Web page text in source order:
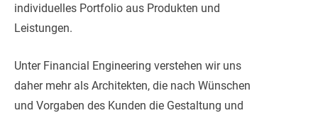
individuelles Portfolio aus Produkten und
Leistungen.
Unter Financial Engineering verstehen wir uns
daher mehr als Architekten, die nach Wünschen
und Vorgaben des Kunden die Gestaltung und